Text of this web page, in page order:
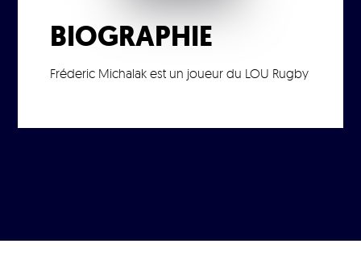
BIOGRAPHIE
Fréderic Michalak est un joueur du LOU Rugby